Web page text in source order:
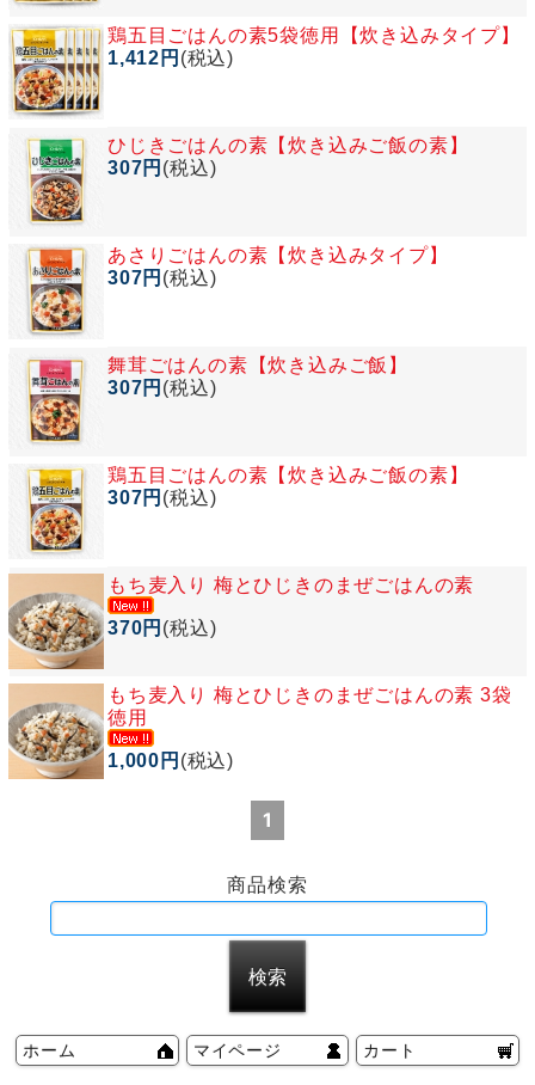
鶏五目ごはんの素5袋徳用【炊き込みタイプ】
1,412円 (税込)
ひじきごはんの素【炊き込みご飯の素】
307円 (税込)
あさりごはんの素【炊き込みタイプ】
307円 (税込)
舞茸ごはんの素【炊き込みご飯】
307円 (税込)
鶏五目ごはんの素【炊き込みご飯の素】
307円 (税込)
もち麦入り 梅とひじきのまぜごはんの素
370円 (税込)
もち麦入り 梅とひじきのまぜごはんの素 3袋
徳用
1,000円 (税込)
1
商品検索
ホーム マイページ カート